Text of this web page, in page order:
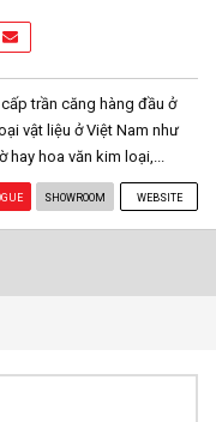
trần căng hàng đầu ở
vật liệu ở Việt Nam như
hoa văn kim loại,...
SHOWROOM WEBSITE